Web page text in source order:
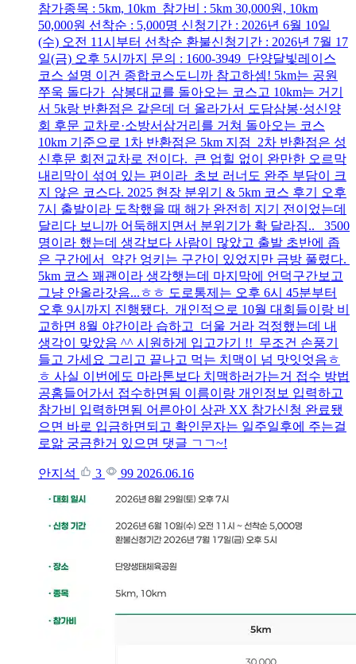
참가종목 : 5km, 10km 참가비 : 5km 30,000원, 10km
50,000원 선착순 : 5,000명 신청기간 : 2026년 6월 10일
(수) 오전 11시부터 선착순 환불신청기간 : 2026년 7월 17
일(금) 오후 5시까지 문의 : 1600-3949 단양달빛레이스
코스 설명 이건 종합코스도니까 참고하셈! 5km는 공원
쭈욱 돌다가 삼봉대교를 돌아오는 코스고 10km는 거기
서 5k랑 반환점은 같은데 더 올라가서 도담삼봉·성신양
회 후문 교차로·소방서삼거리를 거쳐 돌아오는 코스
10km 기준으로 1차 반환점은 5km 지점 2차 반환점은 성
신후문 회전교차로 전이다. 큰 업힐 없이 완만한 오르막
내리막이 섞여 있는 편이라 초보 러너도 완주 부담이 크
지 않은 코스다. 2025 현장 분위기 & 5km 코스 후기 오후
7시 출발이라 도착했을 때 해가 완전히 지기 전이었는데
달리다 보니까 어둑해지면서 분위기가 확 달라짐.. 3500
명이라 했는데 생각보다 사람이 많았고 출발 초반에 좁
은 구간에서 약간 엉키는 구간이 있었지만 금방 풀렸다.
5km 코스 꽤괜이라 생각햇는데 마지막에 언덕구간보고
그냥 안올라갓음...ㅎㅎ 도로통제는 오후 6시 45분부터
오후 9시까지 진행됐다. 개인적으로 10월 대회들이랑 비
교하면 8월 야간이라 습하고 더울 거라 걱정했는데 내
생각이 맞았음 ^^ 시원하게 입고가기 !! 무조건 손풍기
들고 가세요 그리고 끝나고 먹는 치맥이 넘 맛잇엇음ㅎ
ㅎ 사실 이번에도 마라톤보다 치맥하러가는거 접수 방법
공홈들어가서 접수하면됨 이름이랑 개인정보 입력하고
참가비 입력하면됨 어른아이 상관 XX 참가신청 완료됐
으면 바로 입금하면되고 확인문자는 일주일후에 주는걸
로앎 궁금한거 있으면 댓글 ㄱㄱ~!
안지석 3 99 2026.06.16